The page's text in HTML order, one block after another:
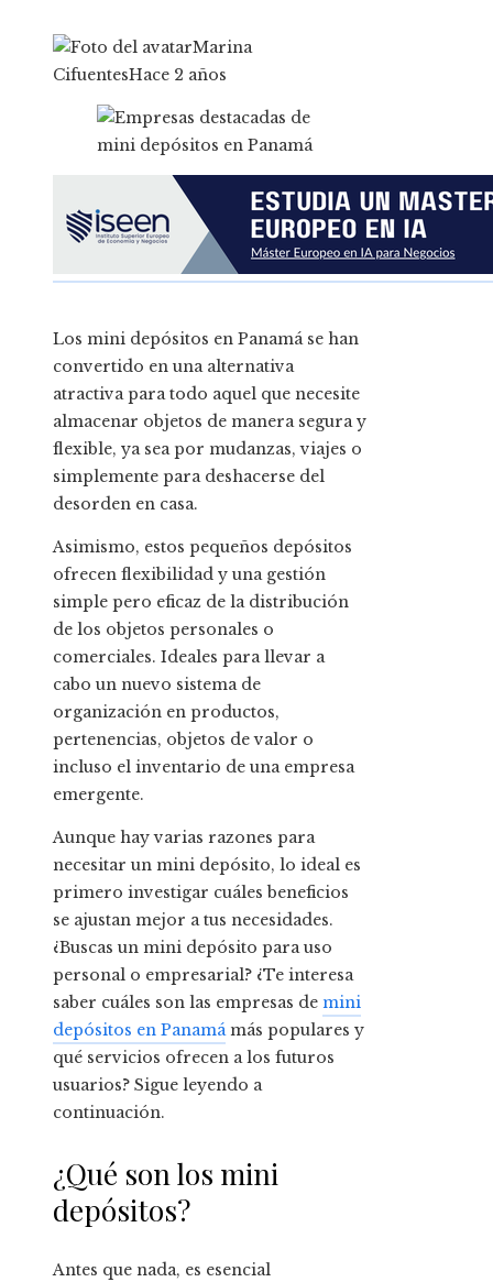
Marina
CifuentesHace 2 años
Los mini depósitos en Panamá se han
convertido en una alternativa
atractiva para todo aquel que necesite
almacenar objetos de manera segura y
flexible, ya sea por mudanzas, viajes o
simplemente para deshacerse del
desorden en casa.
Asimismo, estos pequeños depósitos
ofrecen flexibilidad y una gestión
simple pero eficaz de la distribución
de los objetos personales o
comerciales. Ideales para llevar a
cabo un nuevo sistema de
organización en productos,
pertenencias, objetos de valor o
incluso el inventario de una empresa
emergente.
Aunque hay varias razones para
necesitar un mini depósito, lo ideal es
primero investigar cuáles beneficios
se ajustan mejor a tus necesidades.
¿Buscas un mini depósito para uso
personal o empresarial? ¿Te interesa
saber cuáles son las empresas de mini
depósitos en Panamámás populares y
qué servicios ofrecen a los futuros
usuarios? Sigue leyendo a
continuación.
¿Qué son los mini
depósitos?
Antes que nada, es esencial